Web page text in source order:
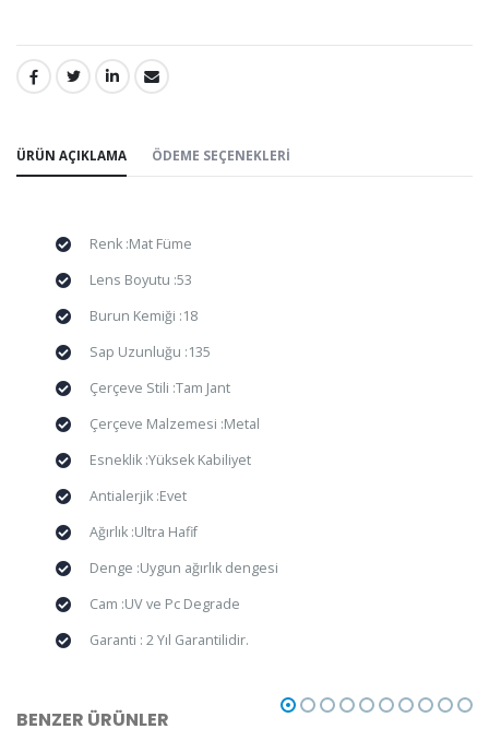
PAYLAŞ:
ÜRÜN AÇIKLAMA ÖDEME SEÇENEKLERI
Renk :Mat Füme
Lens Boyutu :53
Burun Kemiği :18
Sap Uzunluğu :135
Çerçeve Stili :Tam Jant
Çerçeve Malzemesi :Metal
Esneklik :Yüksek Kabiliyet
Antialerjik :Evet
Ağırlık :Ultra Hafif
Denge :Uygun ağırlık dengesi
Cam :UV ve Pc Degrade
Garanti : 2 Yıl Garantilidir.
BENZER ÜRÜNLER